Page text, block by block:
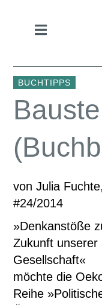
BUCHTIPPS
von Julia
#24/2014
»Denkanstöße
Zukunft unserer
Gesellschaft«
möchte die
Reihe